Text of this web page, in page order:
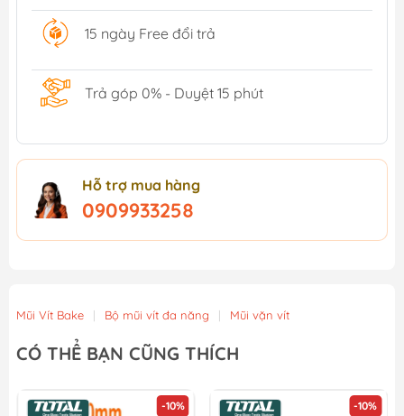
15 ngày Free đổi trả
Trả góp 0% - Duyệt 15 phút
Hỗ trợ mua hàng
0909933258
Mũi Vít Bake | Bộ mũi vít đa năng | Mũi vặn vít
CÓ THỂ BẠN CŨNG THÍCH
-10% -10%